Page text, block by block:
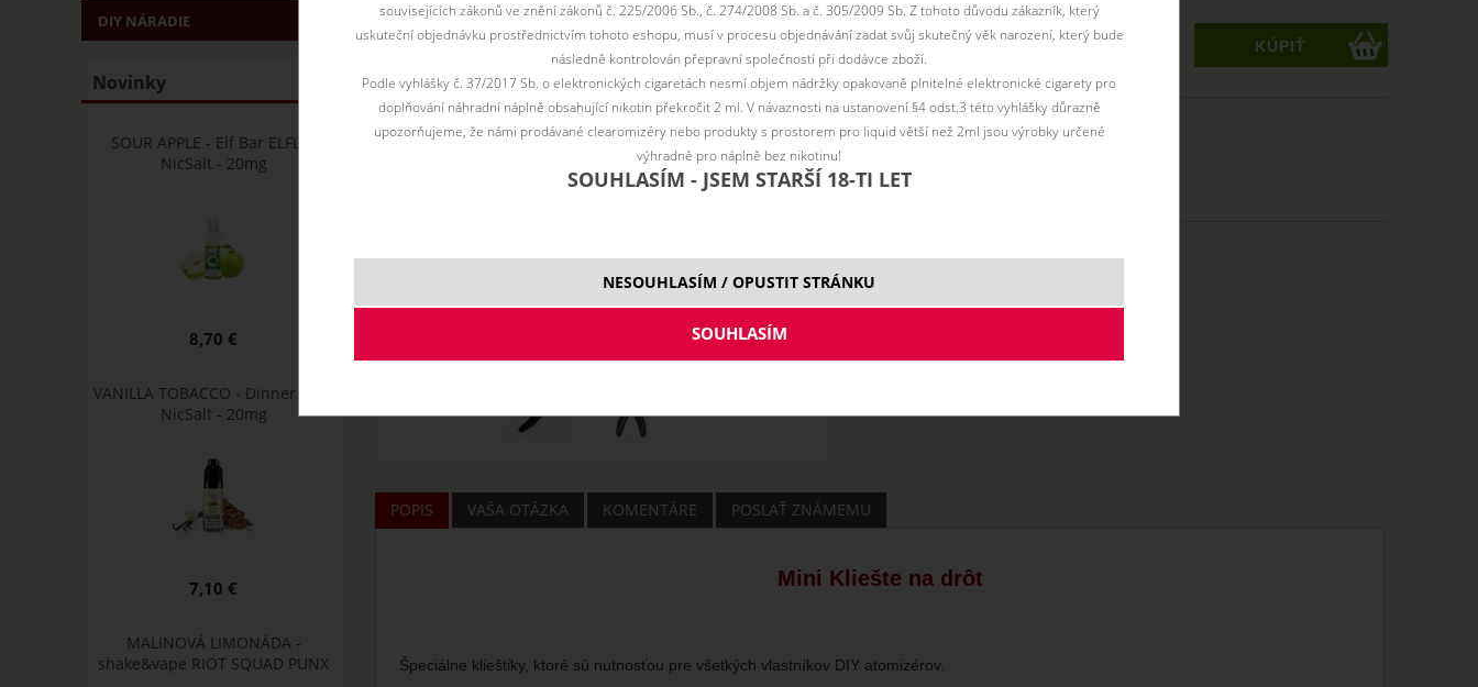
POPIS VAŠA OTÁZKA KOMENTÁRE POSLAŤ ZNÁMEMU
Mini Kliešte na drôt
Špeciálne klieštiky, ktoré sú nutnosťou pre všetkých vlastníkov DIY atomizérov.
DIY NÁRADIE
Novinky
SOUR APPLE - Elf Bar ELFLIQ
NicSalt - 20mg
8,70 €
VANILLA TOBACCO - Dinner Lady
NicSalt - 20mg
7,10 €
MALINOVÁ LIMONÁDA -
shake&vape RIOT SQUAD PUNX
souvisejících zákonů ve znění zákonů č. 225/2006 Sb., č. 274/2008 Sb. a č. 305/2009 Sb. Z tohoto důvodu zákazník, který
uskuteční objednávku prostřednictvím tohoto eshopu, musí v procesu objednávání zadat svůj skutečný věk narození, který bude
následně kontrolován přepravní společností při dodávce zboží.
Podle vyhlášky č. 37/2017 Sb. o elektronických cigaretách nesmí objem nádržky opakovaně plnitelné elektronické cigarety pro
doplňování náhradní náplně obsahující nikotin překročit 2 ml. V návaznosti na ustanovení §4 odst.3 této vyhlášky důrazně
upozorňujeme, že námi prodávané clearomizéry nebo produkty s prostorem pro liquid větší než 2ml jsou výrobky určené
výhradně pro náplně bez nikotinu!
SOUHLASÍM - JSEM STARŠÍ 18-TI LET
NESOUHLASÍM / OPUSTIT STRÁNKU